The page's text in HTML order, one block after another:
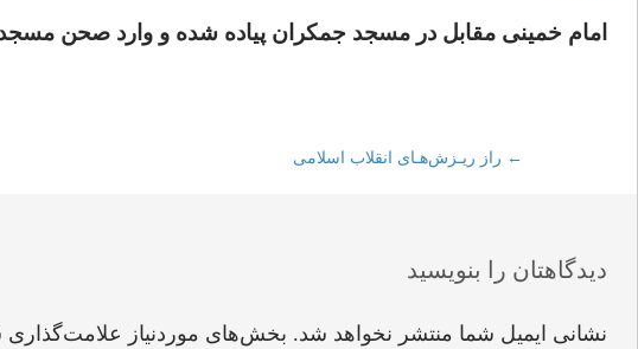
امام خمینی مقابل در مسجد جمکران پیاده شده و وارد صحن
Post
navigation
← راز ریـزش‌هـای انقلاب اسلامی
دیدگاهتان را بنویسید
نشانی ایمیل شما منتشر نخواهد شد. بخش‌های موردنیاز علامت‌گذاری